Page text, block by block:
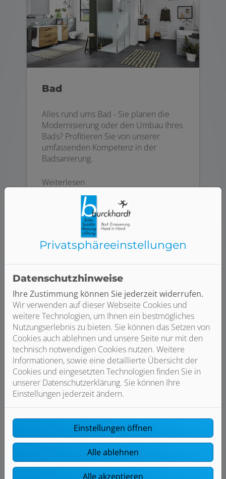
Bad
Alles rund ums Bad - Sie planen die
Modernisierung oder den Umbau Ihres
Bads? Profitieren Sie von unserer
umfassenden Kompetenz in der
Badsanierung.
Weiterlesen
Heizung
Alles rund um die Heizung - Sie wollen
umweltschonend und effizient heizen?
Dann sind Sie bei uns richtig. Von der
Weiterlesen
Privatsphäre­einstellungen
Datenschutzhinweise
Ihre Zustimmung können Sie jederzeit widerrufen.
Wir verwenden auf dieser Webseite Cookies und
weitere Technologien, um Ihnen ein bestmögliches
Nutzungserlebnis zu bieten. Sie können das Setzen von
Cookies auch ablehnen und unsere Seite nur mit den
technisch notwendigen Cookies nutzen. Weitere
Informationen, sowie eine detaillierte Übersicht der
Cookies und eingesetzten Technologien finden Sie in
unserer Datenschutzerklärung. Sie können Ihre
Einstellungen jederzeit ändern.
Einstellungen öffnen
Alle ablehnen
Alle akzeptieren